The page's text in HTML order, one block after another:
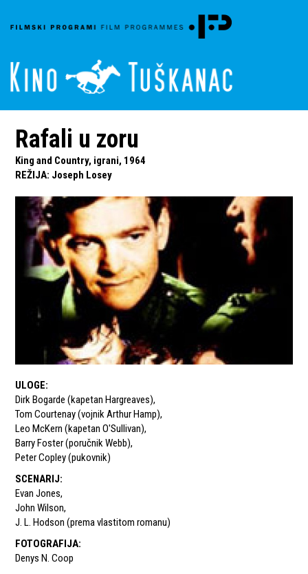
Rafali u zoru
King and Country, igrani, 1964
REŽIJA: Joseph Losey
ULOGE:
Dirk Bogarde (kapetan Hargreaves),
Tom Courtenay (vojnik Arthur Hamp),
Leo McKern (kapetan O'Sullivan),
Barry Foster (poručnik Webb),
Peter Copley (pukovnik)
SCENARIJ:
Evan Jones,
John Wilson,
J. L. Hodson (prema vlastitom romanu)
FOTOGRAFIJA:
Denys N. Coop